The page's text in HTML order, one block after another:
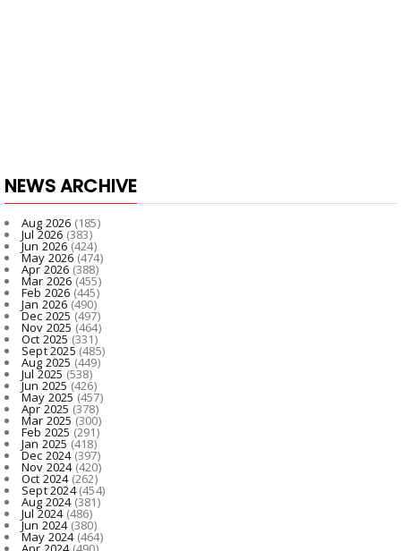
NEWS ARCHIVE
Aug 2026 (185)
Jul 2026 (383)
Jun 2026(424)
May 2026(474)
Apr 2026 (388)
Mar 2026(455)
Feb 2026 (445)
Jan 2026 (490)
Dec 2025(497)
Nov 2025 (464)
Oct 2025 (331)
Sept 2025 (485)
Aug 2025 (449)
Jul 2025 (538)
Jun 2025(426)
May 2025(457)
Apr 2025 (378)
Mar 2025 (300)
Feb 2025 (291)
Jan 2025 (418)
Dec 2024(397)
Nov 2024(420)
Oct 2024(262)
Sept 2024(454)
Aug 2024(381)
Jul 2024(486)
Jun 2024(380)
May 2024(464)